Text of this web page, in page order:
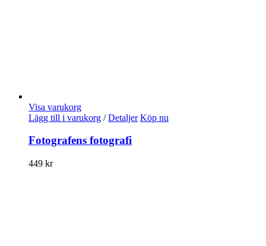
Visa varukorg
Lägg till i varukorg / Detaljer Köp nu
Fotografens fotografi
449 kr